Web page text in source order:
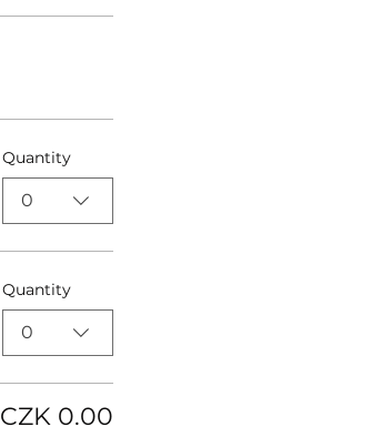
Quantity
0
Quantity
0
CZK 0.00